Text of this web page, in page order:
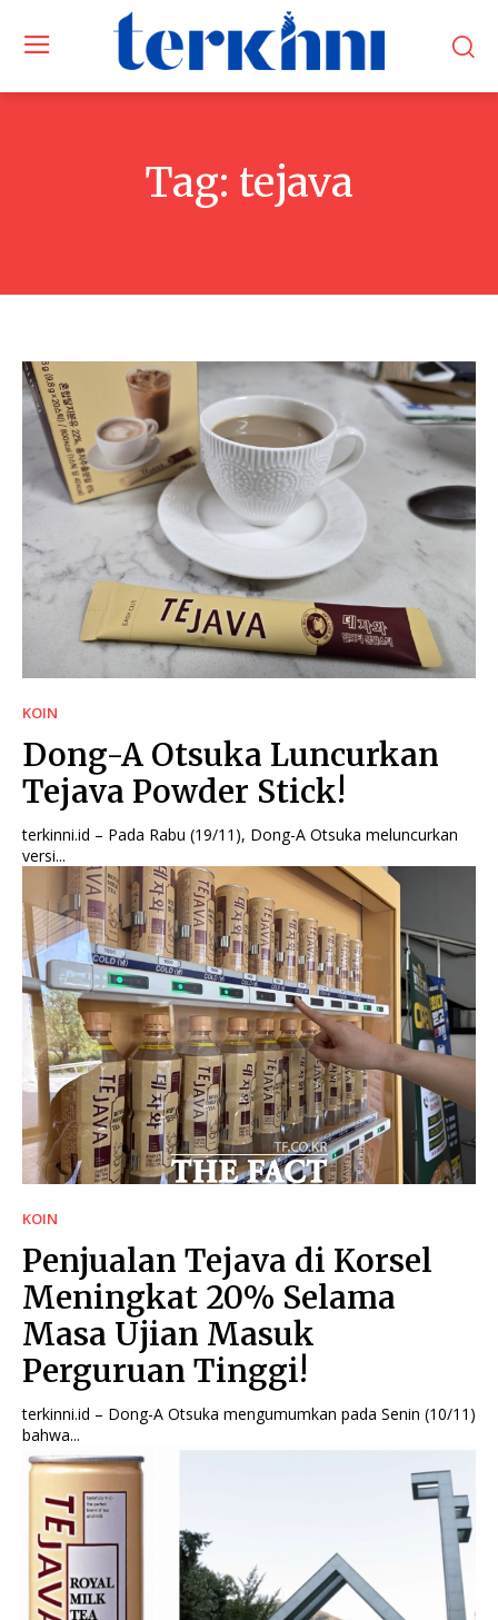
Tag: tejava
KOIN
Dong-A Otsuka Luncurkan
Tejava Powder Stick!
terkinni.id – Pada Rabu (19/11), Dong-A Otsuka meluncurkan
versi...
KOIN
Penjualan Tejava di Korsel
Meningkat 20% Selama
Masa Ujian Masuk
Perguruan Tinggi!
terkinni.id – Dong-A Otsuka mengumumkan pada Senin (10/11)
bahwa...